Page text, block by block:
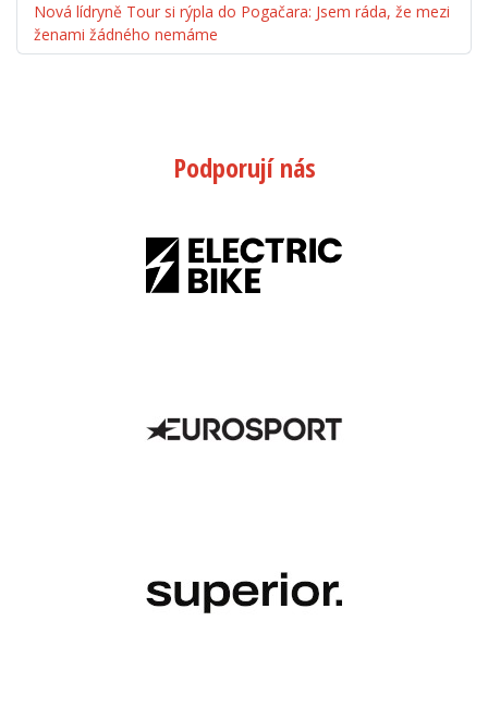
Nová lídryně Tour si rýpla do Pogačara: Jsem ráda, že mezi
ženami žádného nemáme
Podporují nás